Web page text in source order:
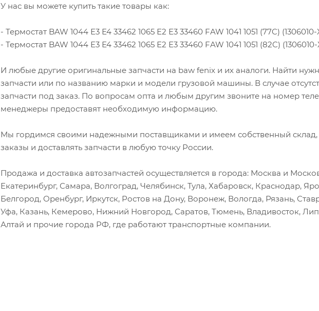
У нас вы можете купить такие товары как:
- Термостат BAW 1044 Е3 Е4 33462 1065 Е2 Е3 33460 FAW 1041 1051 (77C) (1306010-
- Термостат BAW 1044 Е3 Е4 33462 1065 Е2 Е3 33460 FAW 1041 1051 (82C) (1306010-
И любые другие оригинальные запчасти на baw fenix и их аналоги. Найти
запчасти или по названию марки и модели грузовой машины. В случае
запчасти под заказ. По вопросам опта и любым другим звоните на номер
менеджеры предоставят необходимую информацию.
Мы гордимся своими надежными поставщиками и имеем собственный склад,
заказы и доставлять запчасти в любую точку России.
Продажа и доставка автозапчастей осуществляется в города: Москва и
Екатеринбург, Самара, Волгоград, Челябинск, Тула, Хабаровск, Краснодар,
Белгород, Оренбург, Иркутск, Ростов на Дону, Воронеж, Вологда, Рязань,
Уфа, Казань, Кемерово, Нижний Новгород, Саратов, Тюмень, Владивосток,
Алтай и прочие города РФ, где работают транспортные компании.